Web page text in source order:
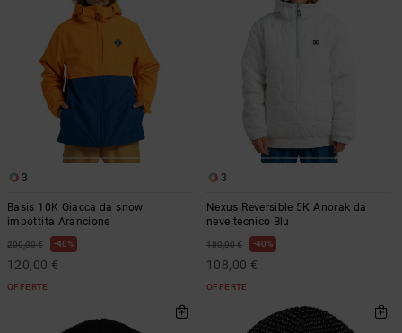
alle
domande
più
frequenti e
accedi al
nostro
modulo di
contatto.
3
Basis 10K Giacca da snow
imbottita Arancione
200,00 € 40%
120,00 €
OFFERTE
3
Nexus Reversible 5K Anorak da
neve tecnico Blu
180,00 € 40%
108,00 €
OFFERTE